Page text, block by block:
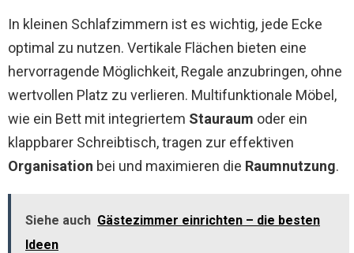
In kleinen Schlafzimmern ist es wichtig, jede Ecke
optimal zu nutzen. Vertikale Flächen bieten eine
hervorragende Möglichkeit, Regale anzubringen, ohne
wertvollen Platz zu verlieren. Multifunktionale Möbel,
wie ein Bett mit integriertem Stauraum oder ein
klappbarer Schreibtisch, tragen zur effektiven
Organisation bei und maximieren die Raumnutzung.
Siehe auch Gästezimmer einrichten – die besten
Ideen